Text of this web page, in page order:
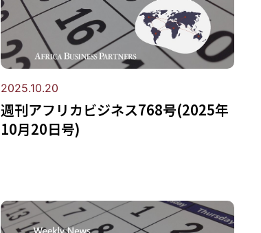
2025.10.20
週刊アフリカビジネス768号(2025年
10月20日号)